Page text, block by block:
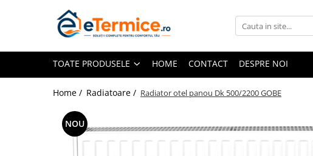
Toate Produsele
Climatizare
Ventiloconvector
Aparate aer conditionat multi-split
Aparate aer conditionat
Centrale termice
TOATE PRODUSELE HOME CONTACT DESPRE NOI
Home / Radiatoare / Radiator otel panou Dk 500/2200 GOBE
NOU